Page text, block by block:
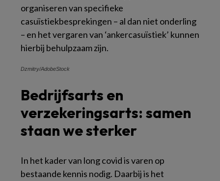
organiseren van specifieke
casuïstiekbesprekingen – al dan niet onderling
– en het vergaren van ‘ankercasuïstiek’ kunnen
hierbij behulpzaam zijn.
Dzmitry/AdobeStock
Bedrijfsarts en
verzekeringsarts: samen
staan we sterker
In het kader van long covid is varen op
bestaande kennis nodig. Daarbij is het